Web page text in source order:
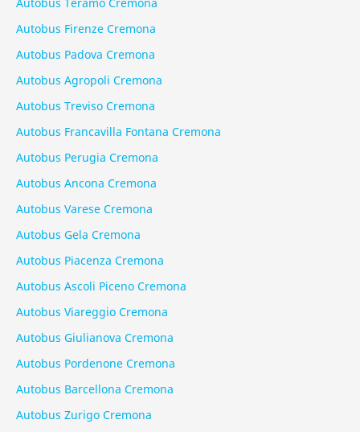
Autobus Firenze Cremona
Autobus Padova Cremona
Autobus Agropoli Cremona
Autobus Treviso Cremona
Autobus Francavilla Fontana Cremona
Autobus Perugia Cremona
Autobus Ancona Cremona
Autobus Varese Cremona
Autobus Gela Cremona
Autobus Piacenza Cremona
Autobus Ascoli Piceno Cremona
Autobus Viareggio Cremona
Autobus Giulianova Cremona
Autobus Pordenone Cremona
Autobus Barcellona Cremona
Autobus Zurigo Cremona